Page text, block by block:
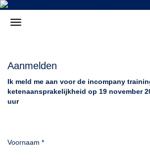
Aanmelden
Ik meld me aan voor de incompany
ketenaansprakelijkheid op 19 november
uur
Voornaam *